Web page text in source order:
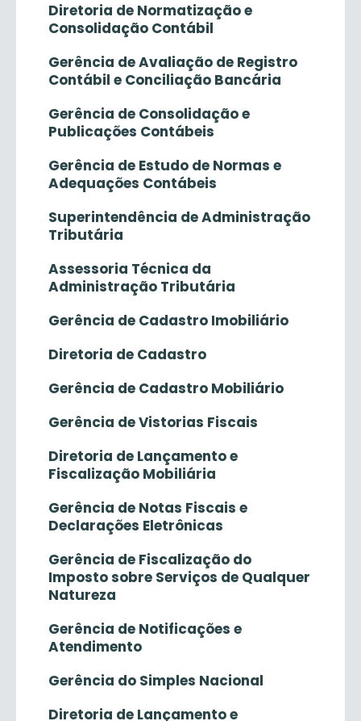
Diretoria de Normatização e
Consolidação Contábil
Gerência de Avaliação de Registro
Contábil e Conciliação Bancária
Gerência de Consolidação e
Publicações Contábeis
Gerência de Estudo de Normas e
Adequações Contábeis
Superintendência de Administração
Tributária
Assessoria Técnica da
Administração Tributária
Gerência de Cadastro Imobiliário
Diretoria de Cadastro
Gerência de Cadastro Mobiliário
Gerência de Vistorias Fiscais
Diretoria de Lançamento e
Fiscalização Mobiliária
Gerência de Notas Fiscais e
Declarações Eletrônicas
Gerência de Fiscalização do
Imposto sobre Serviços de Qualquer
Natureza
Gerência de Notificações e
Atendimento
Gerência do Simples Nacional
Diretoria de Lançamento e